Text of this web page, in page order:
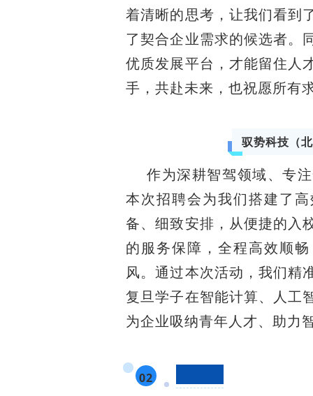
着清晰的思考，让我们看到
了契合企业需求的候选者。
优质发展平台，才能留住人
手，共赴未来，也祝愿所有
驭势科技（
作为深耕智驾领域、专
本次招聘会为我们搭建了
备、细致安排，从便捷的入
的服务保障，全程高效顺
风。通过本次活动，我们精
复旦学子在智能计算、人工
为企业吸纳青年人才、助力
02